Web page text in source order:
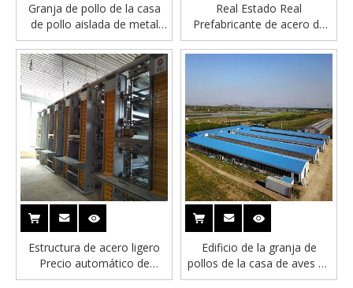
Granja de pollo de la casa
de pollo aislada de metal
aislada pregenerada
Real Estado Real
Prefabricante de acero de
acero Building House de
pollo
Estructura de acero ligero
Precio automático de
construcción de la granja de
Edificio de la granja de
pollos de la casa de aves de
corral de acero enmarcado